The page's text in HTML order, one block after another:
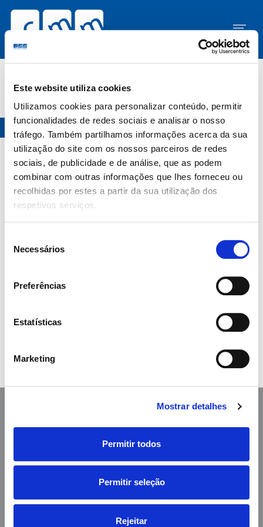
Este website utiliza cookies
Utilizamos cookies para personalizar conteúdo, permitir
funcionalidades de redes sociais e analisar o nosso
tráfego. Também partilhamos informações acerca da sua
utilização do site com os nossos parceiros de redes
sociais, de publicidade e de análise, que as podem
combinar com outras informações que lhes forneceu ou
recolhidas por estes a partir da sua utilização dos
respetivos serviços.
Necessários
Preferências
Estatísticas
Marketing
Mostrar detalhes
Permitir todos
Permitir seleção
Rejeitar
Part Time
Médico Especialista em Medicina Geral e Familiar
Santarém
Publicado há 3 dias
Full Time
Publicado há 6 dias
Largo Comendador Paulino da Cunha e Silva,
Siga-nos